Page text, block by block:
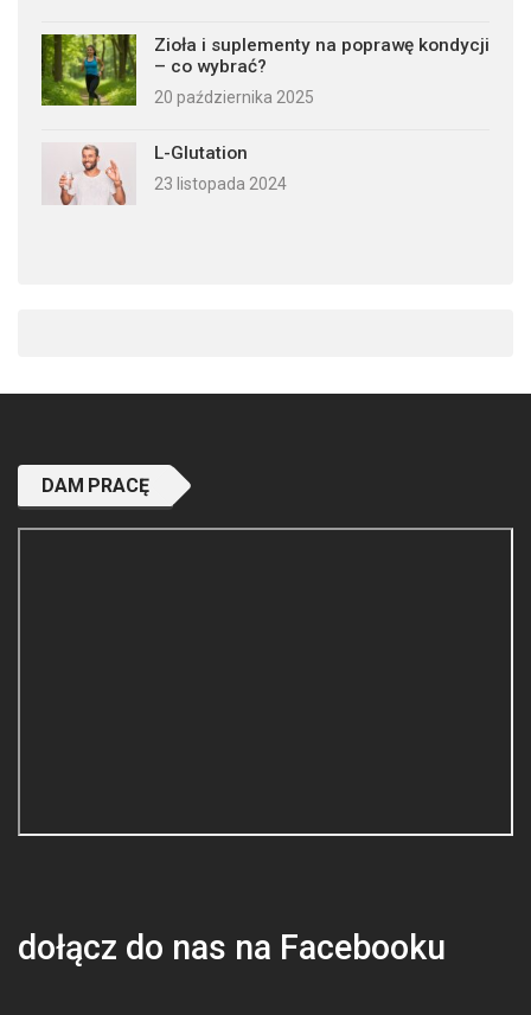
Zioła i suplementy na poprawę kondycji
– co wybrać?
20 października 2025
L-Glutation
23 listopada 2024
DAM PRACĘ
dołącz do nas na Facebooku